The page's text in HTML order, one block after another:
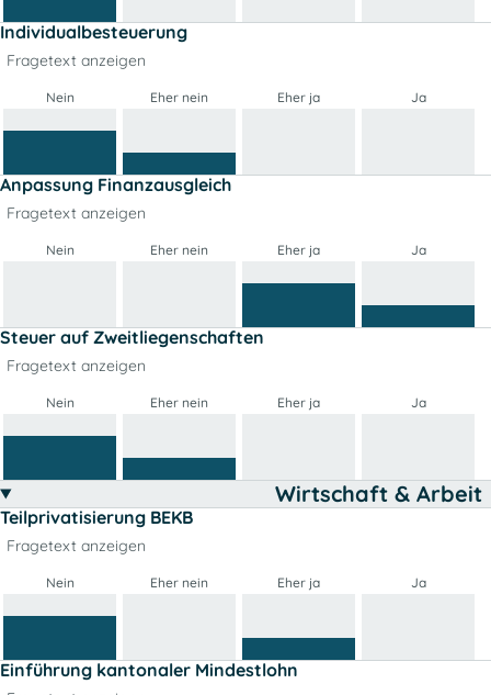
Individualbesteuerung
Fragetext anzeigen
Nein Eher nein Eher ja Ja
Anpassung Finanzausgleich
Fragetext anzeigen
Nein Eher nein Eher ja Ja
Steuer auf Zweitliegenschaften
Fragetext anzeigen
Nein Eher nein Eher ja Ja
Wirtschaft & Arbeit
Teilprivatisierung BEKB
Fragetext anzeigen
Nein Eher nein Eher ja Ja
Einführung kantonaler Mindestlohn